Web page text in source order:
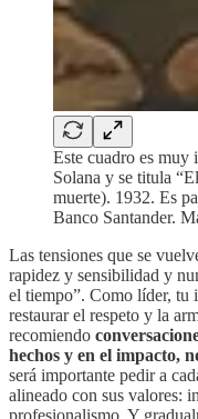
Este cuadro es muy
Solana y se titula
muerte). 1932. Es
Banco Santander.
Las tensiones que se
rapidez y sensibilidad y
el tiempo”. Como líder, tu
restaurar el respeto y la
recomiendo
hechos y en el impacto,
será importante pedir a
alineado con sus valores: